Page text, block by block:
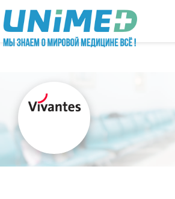
Перейти к основному содержанию